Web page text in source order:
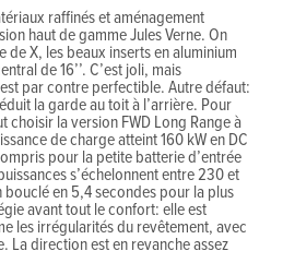
raffinés et aménagement
haut de gamme Jules Verne. On
de X, les beaux inserts en aluminium
de 16’’. C’est joli, mais
par contre perfectible. Autre défaut:
la garde au toit à l’arrière. Pour
choisir la version FWD Long Range à
de charge atteint 160 kW en DC
pour la petite batterie d’entrée
s’échelonnent entre 230 et
en 5,4 secondes pour la plus
avant tout le confort: elle est
les irrégularités du revêtement, avec
La direction est en revanche assez